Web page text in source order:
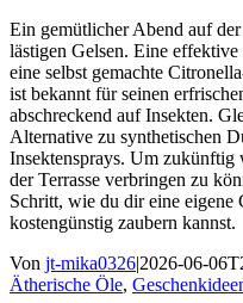
Ein gemütlicher Abend auf
lästigen Gelsen. Eine
eine selbst gemachte
ist bekannt für seinen
abschreckend auf Insekten.
Alternative zu synthetischen
Insektensprays. Um zukünftig
der Terrasse verbringen zu
Schritt, wie du dir eine
kostengünstig zaubern kannst.
Von jt-mika0326|2026-06-
Ätherische Öle,